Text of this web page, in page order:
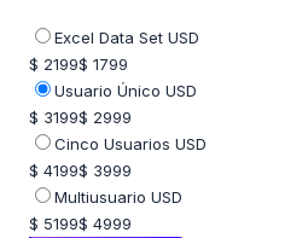
Excel Data Set USD
$ 2199$ 1799
Usuario Único USD
$ 3199$ 2999
Cinco Usuarios USD
$ 4199$ 3999
Multiusuario USD
$ 5199$ 4999